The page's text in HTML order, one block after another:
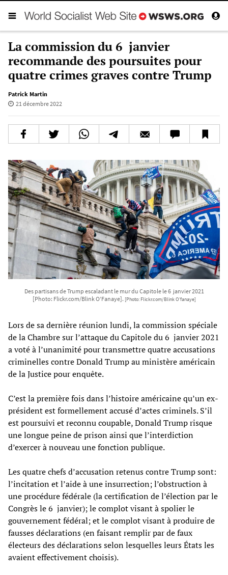
La commission du 6 janvier
recommande des poursuites pour
quatre crimes graves contre Trump
Patrick Martin
21 décembre 2022
Des partisans de Trump escaladant le mur du Capitole le 6 janvier 2021
[Photo: Flickr.com/Blink O’Fanaye]. [Photo: Flickr.com/Blink O’fanaye]
Lors de sa dernière réunion lundi, la commission spéciale
de la Chambre sur l’attaque du Capitole du 6 janvier 2021
a voté à l’unanimité pour transmettre quatre accusations
criminelles contre Donald Trump au ministère américain
de la Justice pour enquête.
C’est la première fois dans l’histoire américaine qu’un ex-
président est formellement accusé d’actes criminels. S’il
est poursuivi et reconnu coupable, Donald Trump risque
une longue peine de prison ainsi que l’interdiction
d’exercer à nouveau une fonction publique.
Les quatre chefs d’accusation retenus contre Trump sont:
l’incitation et l’aide à une insurrection; l’obstruction à
une procédure fédérale (la certification de l’élection par le
Congrès le 6 janvier); le complot visant à spolier le
gouvernement fédéral; et le complot visant à produire de
fausses déclarations (en faisant remplir par de faux
électeurs des déclarations selon lesquelles leurs États les
avaient effectivement choisis).